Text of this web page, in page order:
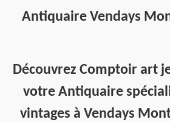
Antiquaire Vendays
Découvrez Comptoir art
votre Antiquaire
vintages à Vendays